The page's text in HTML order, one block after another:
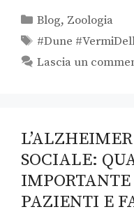
Blog, Zoologia
#Dune
Lascia un
SOCIALE:
PAZIENTI E